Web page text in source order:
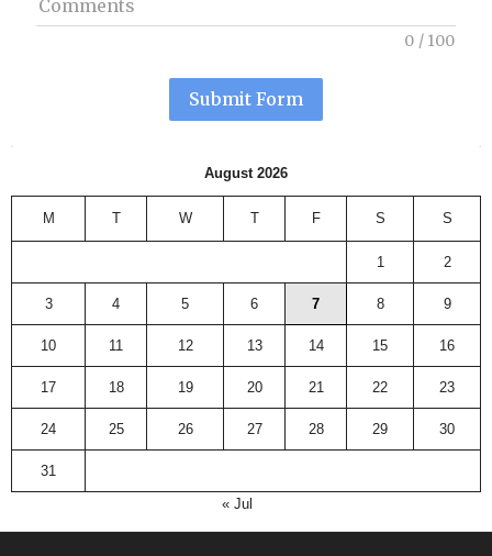
Comments
0 / 100
Submit Form
August 2026
M T W T F S S
1 2
3 4 5 6 7 8 9
10 11 12 13 14 15 16
17 18 19 20 21 22 23
24 25 26 27 28 29 30
31
« Jul